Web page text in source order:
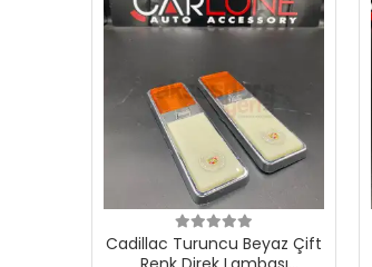
Cadillac Turuncu Beyaz Çift